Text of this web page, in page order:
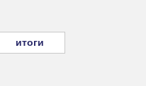
итоги